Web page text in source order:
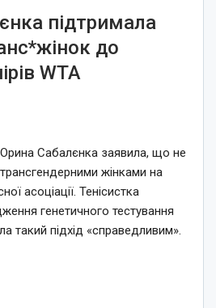
підтримала
до
WTA
Сабалєнка заявила, що не
жінками на
асоціації. Тенісистка
генетичного тестування
такий підхід «справедливим».